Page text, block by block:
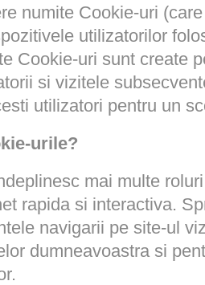
numite Cookie-uri
utilizatorilor
Cookie-uri sunt create
si vizitele
utilizatori pentru un
urile?
mai multe
rapida si interactiva.
navigarii pe site-ul
dumneavoastra si